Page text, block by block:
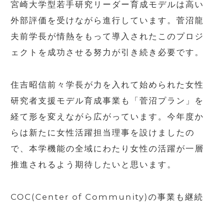
宮崎大学型若手研究リーダー育成モデルは高い
外部評価を受けながら進行しています。菅沼龍
夫前学長が情熱をもって導入されたこのプロジ
ェクトを成功させる努力が引き続き必要です。
住吉昭信前々学長が力を入れて始められた女性
研究者支援モデル育成事業も「菅沼プラン」を
経て形を変えながら広がっています。今年度か
らは新たに女性活躍担当理事を設けましたの
で、本学機能の全域にわたり女性の活躍が一層
推進されるよう期待したいと思います。
COC(Center of Community)の事業も継続